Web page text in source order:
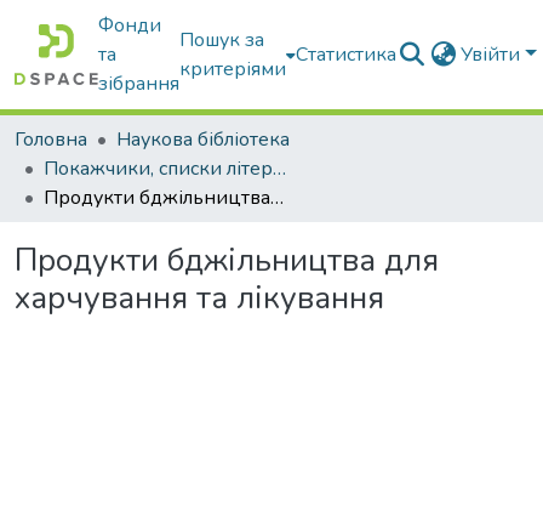
Фонди
та
зібрання
Пошук за
критеріями
Статистика Увійти
Головна
Наукова бібліотека
Покажчики, списки літератури, сценарії, методичні розробки
Продукти бджільництва для харчування та лікування
Продукти бджільництва для
харчування та лікування